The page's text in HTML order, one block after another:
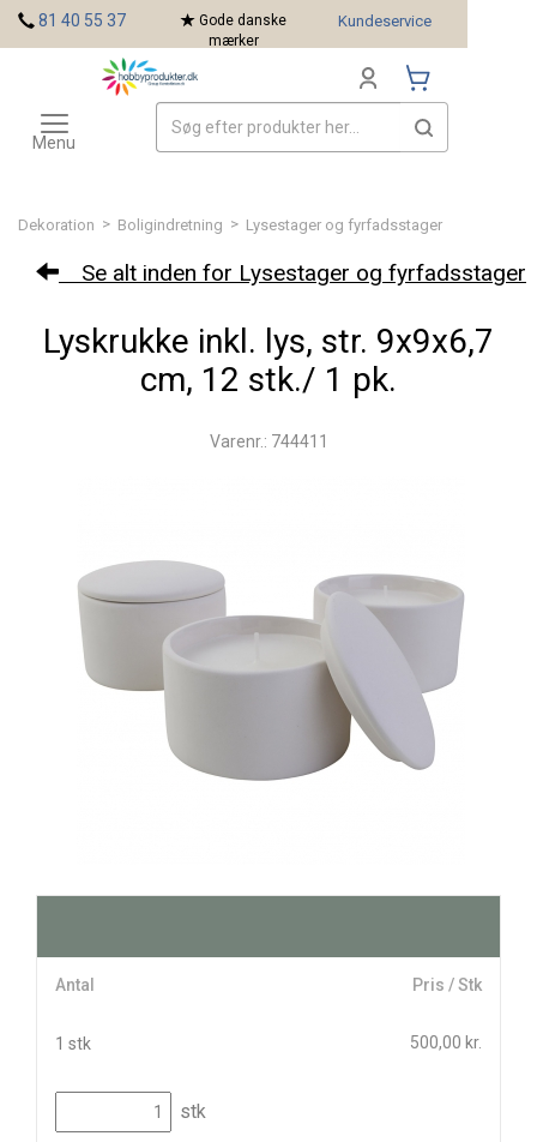
Dekoration > Boligindretning > Lysestager og fyrfadsstager
Se alt inden for Lysestager og fyrfadsstager
Lyskrukke inkl. lys, str. 9x9x6,7
cm, 12 stk./ 1 pk.
Varenr.: 744411
Antal Pris / Stk
1 stk 500,00 kr.
stk
81 40 55 37
Gode danske
mærker
Kundeservice
Toggle
navigation
Menu
Mærker